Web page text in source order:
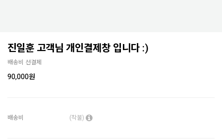
진일훈 고객님 개인결제창 입니다 :)
배송비 선결제
90,000원
배송비 (착불)